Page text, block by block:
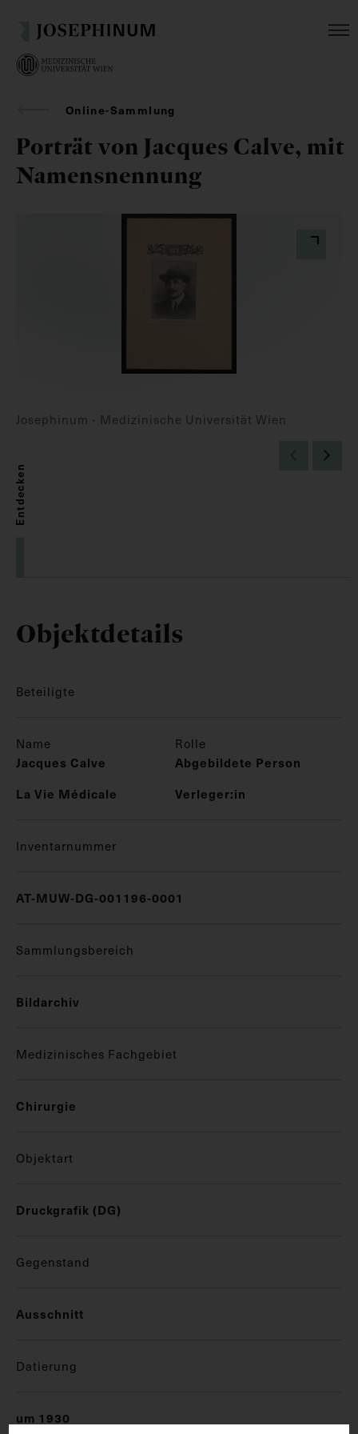
Online-Sammlung
Porträt von Jacques Calve, mit
Namensnennung
Josephinum - Medizinische Universität Wien
Entdecken
Objektdetails
Beteiligte
Name Rolle
Jacques Calve
Abgebildete Person
La Vie Médicale
Verleger:in
Inventarnummer
AT-MUW-DG-001196-0001
Sammlungsbereich
Bildarchiv
Medizinisches Fachgebiet
Chirurgie
Objektart
Druckgrafik (DG)
Gegenstand
Ausschnitt
Datierung
um 1930